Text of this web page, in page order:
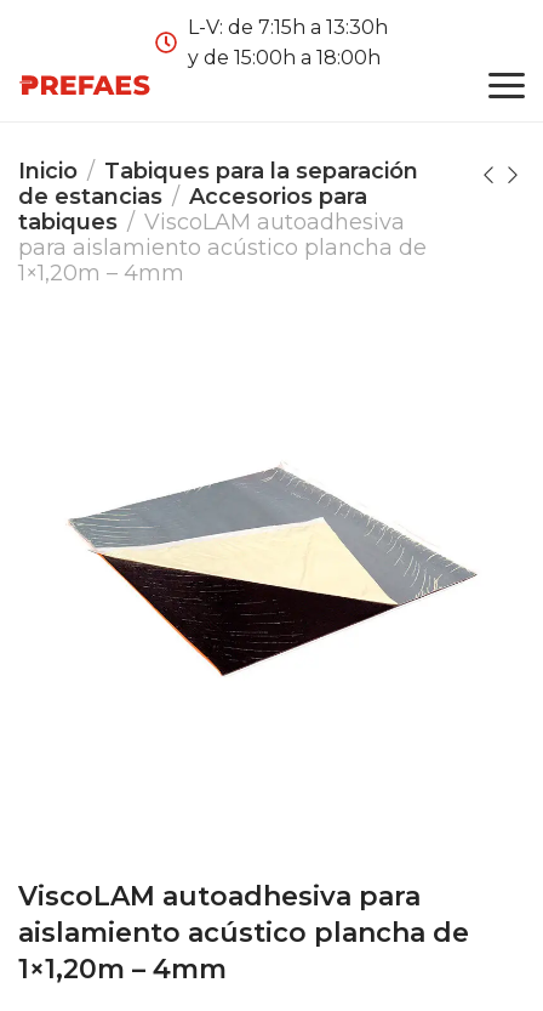
L-V: de 7:15h a 13:30h
y de 15:00h a 18:00h
Inicio
Tabiques para la separación
de estancias
Accesorios para
tabiques
ViscoLAM autoadhesiva
para aislamiento acústico plancha de
1×1,20m – 4mm
ViscoLAM autoadhesiva para
aislamiento acústico plancha de
1×1,20m – 4mm